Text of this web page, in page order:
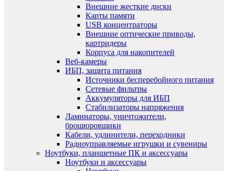
Внешние жесткие диски
Карты памяти
USB концентраторы
Внешние оптические приводы,
картридеры
Корпуса для накопителей
Веб-камеры
ИБП, защита питания
Источники бесперебойного питания
Сетевые фильтры
Аккумуляторы для ИБП
Стабилизаторы напряжения
Ламинаторы, уничтожители,
брошюровщики
Кабели, удлинители, переходники
Радиоуправляемые игрушки и сувениры
Ноутбуки, планшетные ПК и аксессуары
Ноутбуки и аксессуары